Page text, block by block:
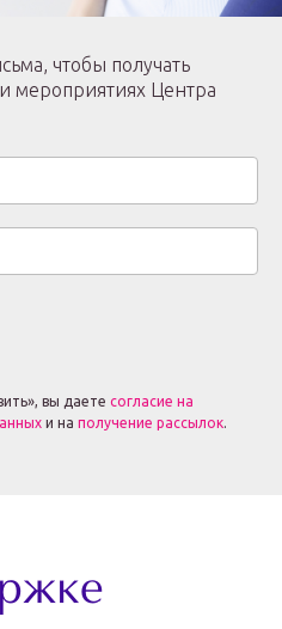
чтобы получать
мероприятиях Центра
вы даете согласие на
и на получение рассылок.